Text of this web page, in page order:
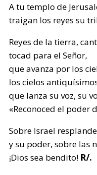
A tu templo de
traigan los reyes su
Reyes de la tierra,
tocad para el Señor,
que avanza por los
los cielos
que lanza su voz, su
«Reconoced el poder
Sobre Israel
y su poder, sobre las
¡Dios sea bendito! R/.